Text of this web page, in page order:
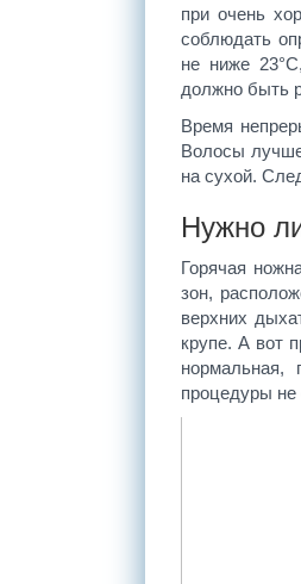
при очень
соблюдать
не ниже
должно быть
Время
Волосы
на сухой.
Нужно
Горячая
зон,
верхних
крупе. А вот
нормальная,
процедуры не